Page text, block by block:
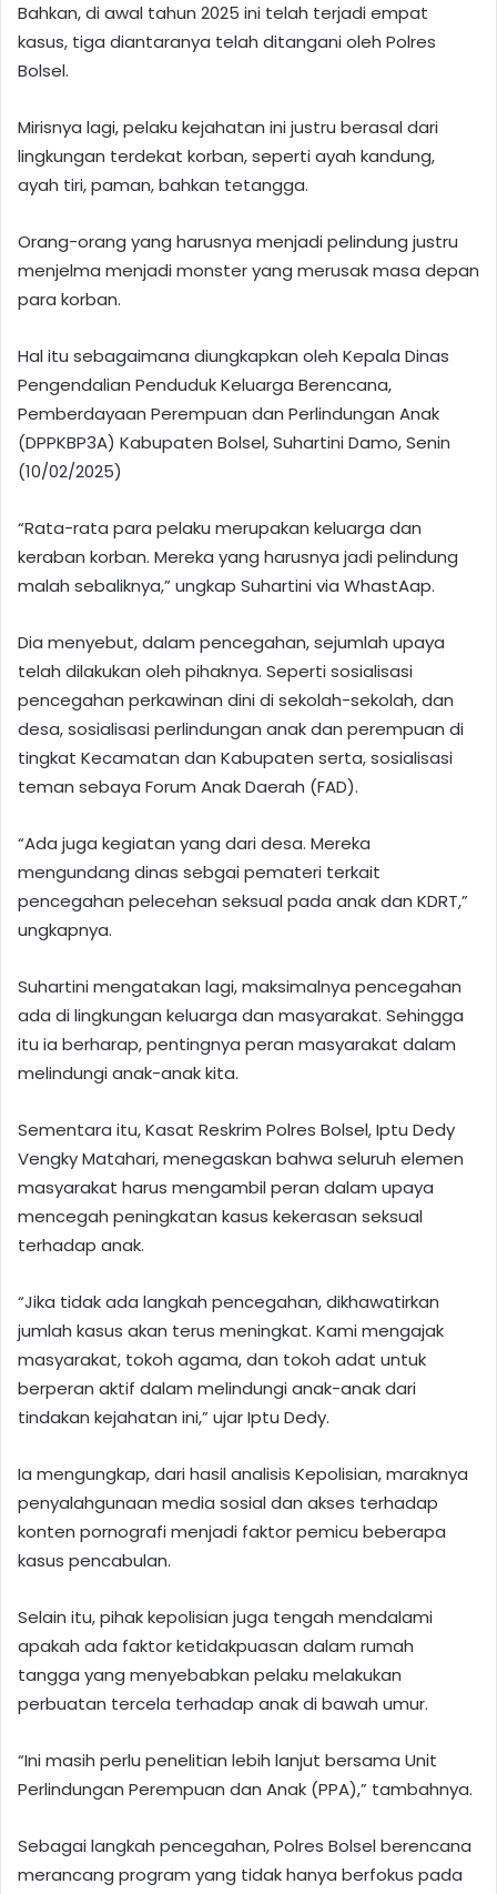
Bahkan, di awal tahun 2025 ini telah terjadi empat
kasus, tiga diantaranya telah ditangani oleh Polres
Bolsel.
Mirisnya lagi, pelaku kejahatan ini justru berasal dari
lingkungan terdekat korban, seperti ayah kandung,
ayah tiri, paman, bahkan tetangga.
Orang-orang yang harusnya menjadi pelindung justru
menjelma menjadi monster yang merusak masa depan
para korban.
Hal itu sebagaimana diungkapkan oleh Kepala Dinas
Pengendalian Penduduk Keluarga Berencana,
Pemberdayaan Perempuan dan Perlindungan Anak
(DPPKBP3A) Kabupaten Bolsel, Suhartini Damo, Senin
(10/02/2025)
“Rata-rata para pelaku merupakan keluarga dan
keraban korban. Mereka yang harusnya jadi pelindung
malah sebaliknya,” ungkap Suhartini via WhastAap.
Dia menyebut, dalam pencegahan, sejumlah upaya
telah dilakukan oleh pihaknya. Seperti sosialisasi
pencegahan perkawinan dini di sekolah-sekolah, dan
desa, sosialisasi perlindungan anak dan perempuan di
tingkat Kecamatan dan Kabupaten serta, sosialisasi
teman sebaya Forum Anak Daerah (FAD).
“Ada juga kegiatan yang dari desa. Mereka
mengundang dinas sebgai pemateri terkait
pencegahan pelecehan seksual pada anak dan KDRT,”
ungkapnya.
Suhartini mengatakan lagi, maksimalnya pencegahan
ada di lingkungan keluarga dan masyarakat. Sehingga
itu ia berharap, pentingnya peran masyarakat dalam
melindungi anak-anak kita.
Sementara itu, Kasat Reskrim Polres Bolsel, Iptu Dedy
Vengky Matahari, menegaskan bahwa seluruh elemen
masyarakat harus mengambil peran dalam upaya
mencegah peningkatan kasus kekerasan seksual
terhadap anak.
“Jika tidak ada langkah pencegahan, dikhawatirkan
jumlah kasus akan terus meningkat. Kami mengajak
masyarakat, tokoh agama, dan tokoh adat untuk
berperan aktif dalam melindungi anak-anak dari
tindakan kejahatan ini,” ujar Iptu Dedy.
Ia mengungkap, dari hasil analisis Kepolisian, maraknya
penyalahgunaan media sosial dan akses terhadap
konten pornografi menjadi faktor pemicu beberapa
kasus pencabulan.
Selain itu, pihak kepolisian juga tengah mendalami
apakah ada faktor ketidakpuasan dalam rumah
tangga yang menyebabkan pelaku melakukan
perbuatan tercela terhadap anak di bawah umur.
“Ini masih perlu penelitian lebih lanjut bersama Unit
Perlindungan Perempuan dan Anak (PPA),” tambahnya.
Sebagai langkah pencegahan, Polres Bolsel berencana
merancang program yang tidak hanya berfokus pada